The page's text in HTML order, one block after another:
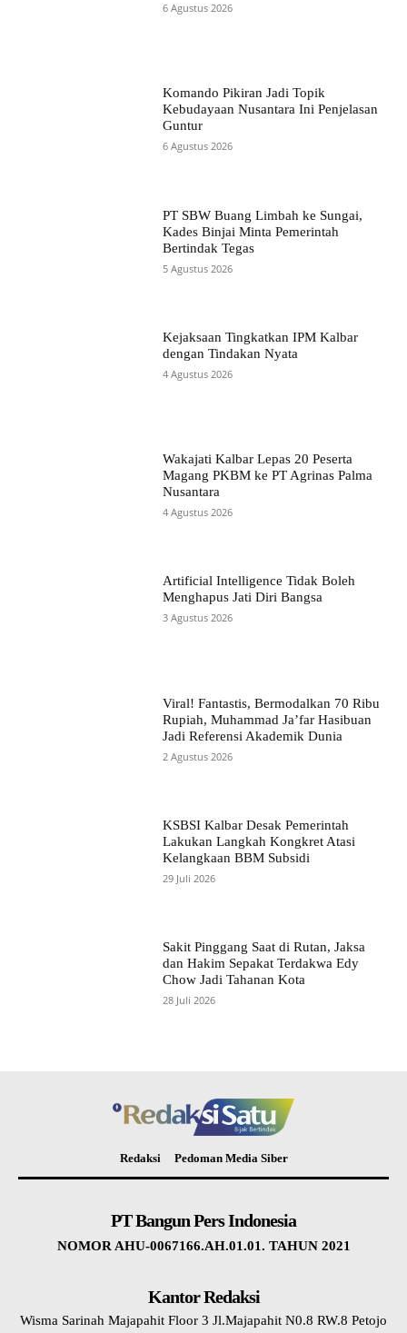
6 Agustus 2026
Komando Pikiran Jadi Topik
Kebudayaan Nusantara Ini Penjelasan
Guntur
6 Agustus 2026
PT SBW Buang Limbah ke Sungai,
Kades Binjai Minta Pemerintah
Bertindak Tegas
5 Agustus 2026
Kejaksaan Tingkatkan IPM Kalbar
dengan Tindakan Nyata
4 Agustus 2026
Wakajati Kalbar Lepas 20 Peserta
Magang PKBM ke PT Agrinas Palma
Nusantara
4 Agustus 2026
Artificial Intelligence Tidak Boleh
Menghapus Jati Diri Bangsa
3 Agustus 2026
Viral! Fantastis, Bermodalkan 70 Ribu
Rupiah, Muhammad Ja’far Hasibuan
Jadi Referensi Akademik Dunia
2 Agustus 2026
KSBSI Kalbar Desak Pemerintah
Lakukan Langkah Kongkret Atasi
Kelangkaan BBM Subsidi
29 Juli 2026
Sakit Pinggang Saat di Rutan, Jaksa
dan Hakim Sepakat Terdakwa Edy
Chow Jadi Tahanan Kota
28 Juli 2026
Redaksi Pedoman Media Siber
PT Bangun Pers Indonesia
NOMOR AHU-0067166.AH.01.01. TAHUN 2021
Kantor Redaksi
Wisma Sarinah Majapahit Floor 3 Jl.Majapahit N0.8 RW.8 Petojo